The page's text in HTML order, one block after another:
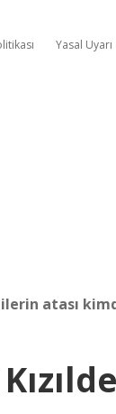
Yasal Uyarı
atası